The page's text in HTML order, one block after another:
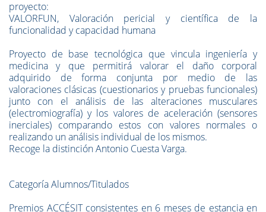
proyecto:
VALORFUN, Valoración pericial y científica de la
funcionalidad y capacidad humana
Proyecto de base tecnológica que vincula ingeniería y
medicina y que permitirá valorar el daño corporal
adquirido de forma conjunta por medio de las
valoraciones clásicas (cuestionarios y pruebas funcionales)
junto con el análisis de las alteraciones musculares
(electromiografía) y los valores de aceleración (sensores
inerciales) comparando estos con valores normales o
realizando un análisis individual de los mismos.
Recoge la distinción Antonio Cuesta Varga.
Categoría Alumnos/Titulados
Premios ACCÉSIT consistentes en 6 meses de estancia en